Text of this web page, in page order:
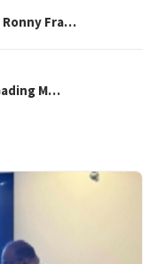
Ronny Fra…
M…